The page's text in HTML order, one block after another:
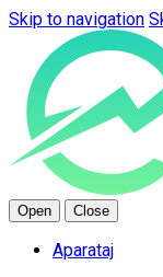
Skip to navigation
Open Close
Aparataj